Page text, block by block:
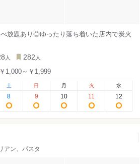
放題あり◎ゆったり落ち着いた店内で炭火
人 282 人
￥1,000～￥1,999
土
8
日
9
月
10
火
11
水
12
アン、パスタ